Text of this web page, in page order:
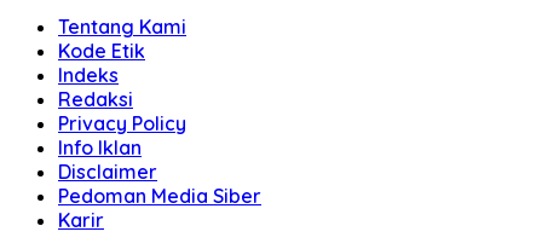
Tentang Kami
Kode Etik
Indeks
Redaksi
Privacy Policy
Info Iklan
Disclaimer
Pedoman Media Siber
Karir